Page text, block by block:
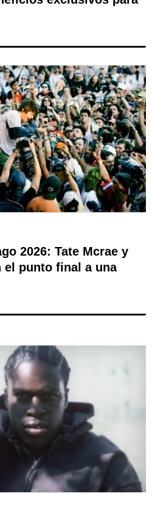
2026: Tate Mcrae y
el punto final a una